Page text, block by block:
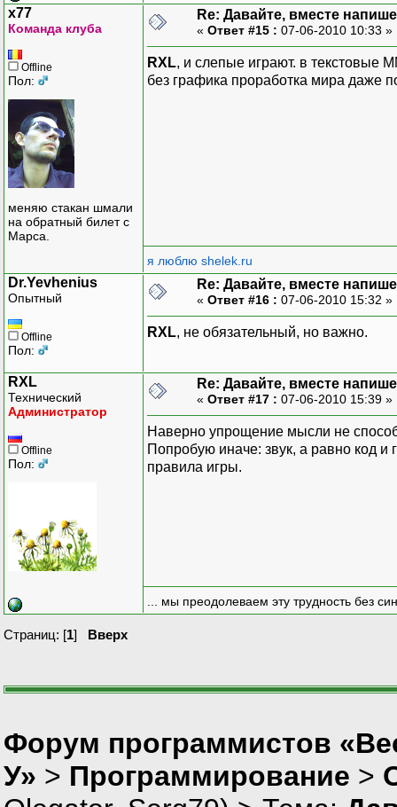
x77
Команда клуба
Offline
Пол:
меняю стакан шмали
на обратный билет с
Марса.
Re: Давайте, вместе
« Ответ #15 : 07-06-2010 10:33 »
RXL, и слепые играют. в текстовые
без графика проработка мира даже
я люблю shelek.ru
Dr.Yevhenius
Опытный
Offline
Пол:
Re: Давайте, вместе
« Ответ #16 : 07-06-2010 15:32 »
RXL, не обязательный, но важно.
RXL
Технический
Администратор
Offline
Пол:
Re: Давайте, вместе
« Ответ #17 : 07-06-2010 15:39 »
Наверно упрощение мысли не
Попробую иначе: звук, а равно код
правила игры.
... мы преодолеваем эту трудность без
Страниц: [1] Вверх
Форум программистов
У» > Программирование >